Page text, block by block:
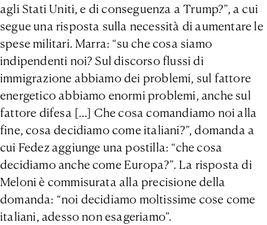
agli Stati Uniti, e di conseguenza a Trump?”, a cui
segue una risposta sulla necessità di aumentare le
spese militari. Marra: “su che cosa siamo
indipendenti noi? Sul discorso flussi di
immigrazione abbiamo dei problemi, sul fattore
energetico abbiamo enormi problemi, anche sul
fattore difesa […] Che cosa comandiamo noi alla
fine, cosa decidiamo come italiani?”, domanda a
cui Fedez aggiunge una postilla: “che cosa
decidiamo anche come Europa?”. La risposta di
Meloni è commisurata alla precisione della
domanda: “noi decidiamo moltissime cose come
italiani, adesso non esageriamo”.